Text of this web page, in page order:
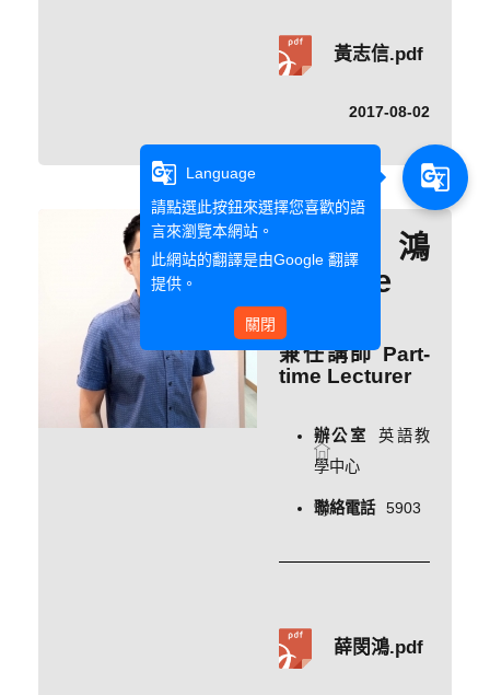
黃志信.pdf
2017-08-02
薛閔鴻
Jerome
Xue
兼任講師 Part-
time Lecturer
辦公室
英語教
學中心
聯絡電話 5903
薛閔鴻.pdf
g_translate
Language
請點選此按鈕來選擇您喜歡的語
言來瀏覽本網站。
此網站的翻譯是由Google 翻譯
提供。
關閉
g_translate